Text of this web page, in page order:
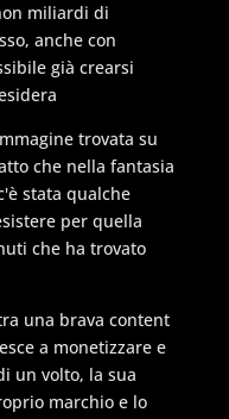
miliardi di
anche con
già crearsi
trovata su
che nella fantasia
stata qualche
per quella
che ha trovato
una brava content
a monetizzare e
un volto, la sua
marchio e lo